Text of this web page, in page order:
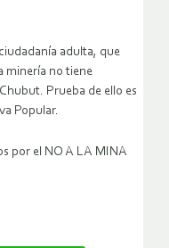
adulta, que
minería no tiene
Prueba de ello es
Popular.
por el NO A LA MINA